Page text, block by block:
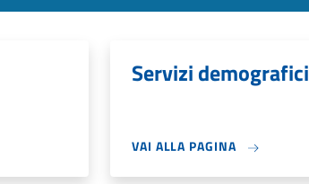
Servizi demografici
VAI ALLA PAGINA